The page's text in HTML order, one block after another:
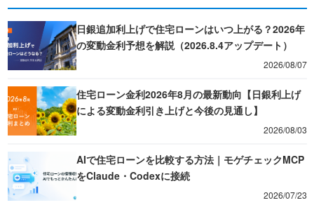
日銀追加利上げで住宅ローンはいつ上がる？2026年
の変動金利予想を解説（2026.8.4アップデート）
2026/08/07
住宅ローン金利2026年8月の最新動向【日銀利上げ
による変動金利引き上げと今後の見通し】
2026/08/03
AIで住宅ローンを比較する方法｜モゲチェックMCP
をClaude・Codexに接続
2026/07/23